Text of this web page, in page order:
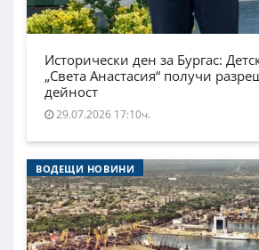
Исторически ден за Бургас:
„Света Анастасия“ получи
дейност
29.07.2026 17:10ч.
ВОДЕЩИ НОВИНИ